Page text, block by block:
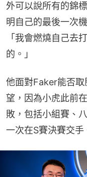
外可以說所有的錦
明自己的最後一次
「我會燃燒自己去
的。」
他面對Faker能否
望，因為小虎此前
敗，包括小組賽、
一次在S賽決賽交手